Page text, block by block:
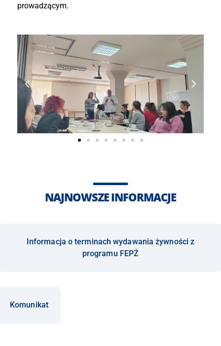
prowadzącym.
NAJNOWSZE INFORMACJE
Informacja o terminach wydawania żywności z
programu FEPŻ
Komunikat